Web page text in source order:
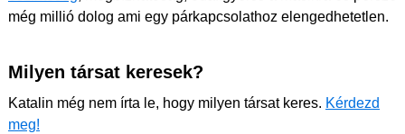
még millió dolog ami egy párkapcsolathoz elengedhetetlen.
Milyen társat keresek?
Katalin még nem írta le, hogy milyen társat keres. Kérdezd
meg!